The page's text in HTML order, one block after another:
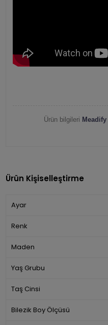
Ürün bilgileri Meadify
Ürün Kişiselleştirme
Ayar
Renk
Maden
Yaş Grubu
Taş Cinsi
Bilezik Boy Ölçüsü